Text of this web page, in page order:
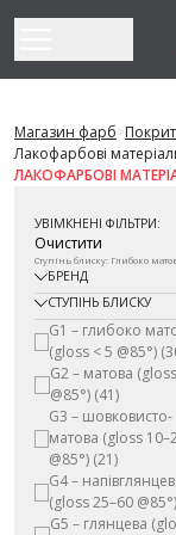
Магазин фарб>
Лакофарбові
ЛАКОФАРБОВІ
УВІМКНЕНІ ФІЛЬТРИ:
Очистити
Ступінь блиску: Глибоко
БРЕНД
СТУПІНЬ БЛИСКУ
G1 – глибоко
(gloss < 5 @85°)
G2 – матова
@85°) (41)
G3 – шовковисто-
матова (gloss
@85°) (21)
G4 –
(gloss 25–60 @85°)
G5 – глянцева